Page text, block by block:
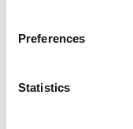
Preferences
Statistics
DISTY PRO R 40M